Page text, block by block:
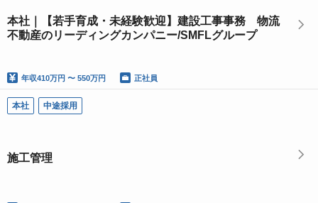
本社｜【若手育成・未経験歓迎】建設工事事務 物流
不動産のリーディングカンパニー/SMFLグループ
年収410万円 〜 550万円 正社員
本社 中途採用
施工管理